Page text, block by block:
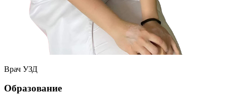
Врач УЗД
Образование